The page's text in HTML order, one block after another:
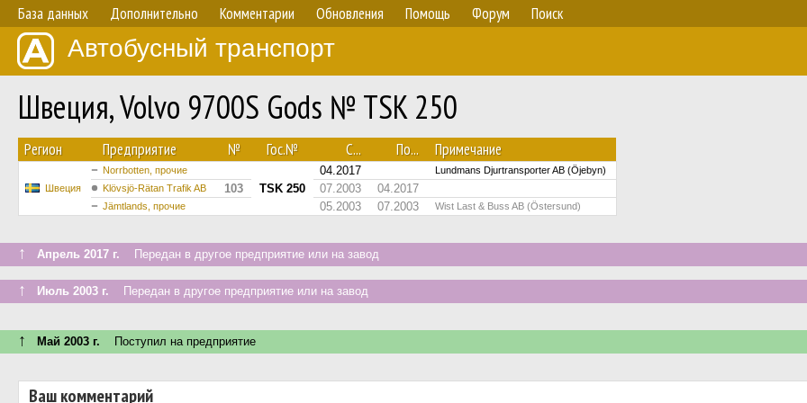
База данных Дополнительно Комментарии Обновления Помощь Форум Поиск
Автобусный транспорт
Швеция, Volvo 9700S Gods № TSK 250
Регион Предприятие № Гос.№ С... По... Примечание
Швеция
Norrbotten, прочие
TSK 250
04.2017
Lundmans Djurtransporter AB (Öjebyn)
Klövsjö-Rätan Trafik AB
103 07.2003 04.2017
Jämtlands, прочие 05.2003 07.2003 Wist Last & Buss AB (Östersund)
↑ Апрель 2017 г. Передан в другое предприятие или на завод
↑ Июль 2003 г. Передан в другое предприятие или на завод
↑ Май 2003 г. Поступил на предприятие
Ваш комментарий